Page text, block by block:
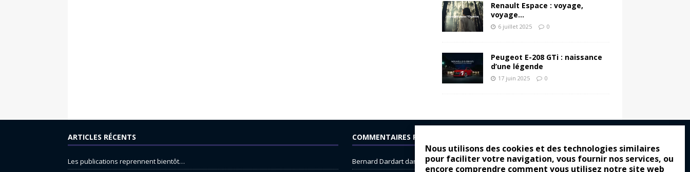
Nous utilisons des cookies et des technologies similaires
pour faciliter votre navigation, vous fournir nos services, ou
encore comprendre comment vous utilisez notre site web
Renault Espace : voyage,
voyage…
6 juillet 2025 0
Peugeot E-208 GTi : naissance
d’une légende
17 juin 2025 0
ARTICLES RÉCENTS
Les publications reprennent bientôt…
COMMENTAIRES RÉCENTS
Bernard Dardartdans Dacia Sandero : pour les gens vrais